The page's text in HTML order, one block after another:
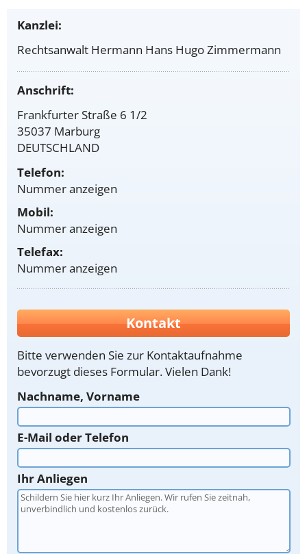
Kanzlei:
Rechtsanwalt Hermann Hans Hugo Zimmermann
Anschrift:
Frankfurter Straße 6 1/2
35037 Marburg
DEUTSCHLAND
Telefon:
Nummer anzeigen
Mobil:
Nummer anzeigen
Telefax:
Nummer anzeigen
Kontakt
Bitte verwenden Sie zur Kontaktaufnahme
bevorzugt dieses Formular. Vielen Dank!
Nachname, Vorname
E-Mail oder Telefon
Ihr Anliegen